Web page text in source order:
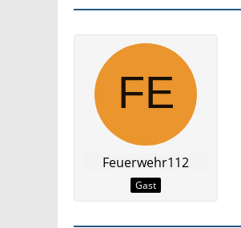
Feuerwehr112
Gast